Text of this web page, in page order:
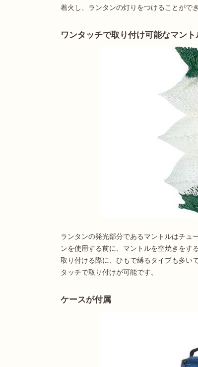
着火し、ランタンの灯りをつけることがで
ワンタッチで取り付け可能なマント
ランタンの発光部分であるマントルはチュ
ンを使用する前に、マントルを空焼きをす
取り付ける際に、ひもで縛るタイプも多い
タッチで取り付けが可能です。
ケースが付属